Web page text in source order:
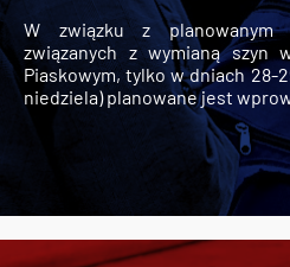
W związku z planowanym
związanych z wymianą szyn
Piaskowym, tylko w dniach 28-
niedziela) planowane jest